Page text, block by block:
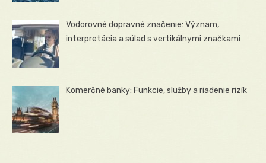
Vodorovné dopravné značenie: Význam,
interpretácia a súlad s vertikálnymi značkami
Komerčné banky: Funkcie, služby a riadenie rizík